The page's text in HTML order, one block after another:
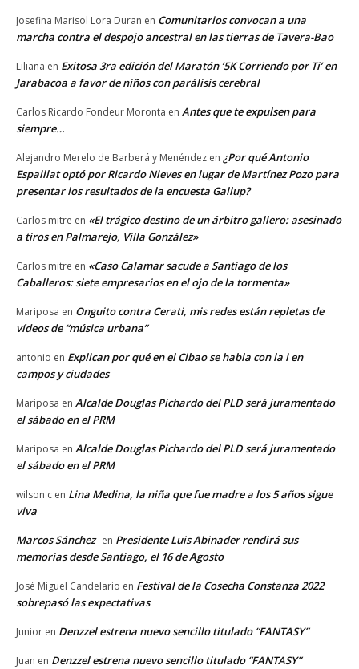
Josefina Marisol Lora Duran en Comunitarios convocan a una
marcha contra el despojo ancestral en las tierras de Tavera-Bao
Liliana en Exitosa 3ra edición del Maratón ‘5K Corriendo por Ti’ en
Jarabacoa a favor de niños con parálisis cerebral
Carlos Ricardo Fondeur Moronta en Antes que te expulsen para
siempre…
Alejandro Merelo de Barberá y Menéndez en ¿Por qué Antonio
Espaillat optó por Ricardo Nieves en lugar de Martínez Pozo para
presentar los resultados de la encuesta Gallup?
Carlos mitre en «El trágico destino de un árbitro gallero: asesinado
a tiros en Palmarejo, Villa González»
Carlos mitre en «Caso Calamar sacude a Santiago de los
Caballeros: siete empresarios en el ojo de la tormenta»
Mariposa en Onguito contra Cerati, mis redes están repletas de
vídeos de “música urbana”
antonio en Explican por qué en el Cibao se habla con la i en
campos y ciudades
Mariposa en Alcalde Douglas Pichardo del PLD será juramentado
el sábado en el PRM
Mariposa en Alcalde Douglas Pichardo del PLD será juramentado
el sábado en el PRM
wilson c en Lina Medina, la niña que fue madre a los 5 años sigue
viva
Marcos Sánchez en Presidente Luis Abinader rendirá sus
memorias desde Santiago, el 16 de Agosto
José Miguel Candelario en Festival de la Cosecha Constanza 2022
sobrepasó las expectativas
Junior en Denzzel estrena nuevo sencillo titulado “FANTASY”
Juan en Denzzel estrena nuevo sencillo titulado “FANTASY”